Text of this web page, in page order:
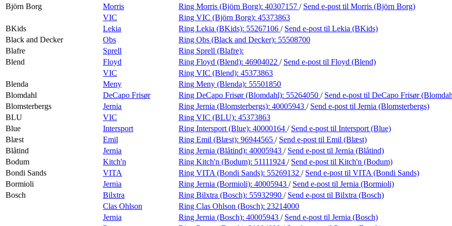
Björn Borg Morris Ring Morris (Björn Borg): 40307157 / Send e-post til Morris (Björn Borg)
VIC
Ring VIC (Björn Borg): 45373863
BKids
Lekia Ring Lekia (BKids): 55267106 / Send e-post til Lekia (BKids)
Black and Decker
Obs Ring Obs (Black and Decker): 55508700
Blafre
Sprell
Ring Sprell (Blafre):
Blend
Floyd Ring Floyd (Blend): 46904022 / Send e-post til Floyd (Blend)
VIC
Ring VIC (Blend): 45373863
Blenda
Meny Ring Meny (Blenda): 55501850
Blomdahl
DeCapo Frisør Ring DeCapo Frisør (Blomdahl): 55264050 / Send e-post til DeCapo Frisør
Blomsterbergs
Jernia Ring Jernia (Blomsterbergs): 40005943 / Send e-post til Jernia (Blomsterbergs)
BLU
VIC Ring VIC (BLU): 45373863
Blue
Intersport Ring Intersport (Blue): 40000164 / Send e-post til Intersport (Blue)
Blæst
Emil Ring Emil (Blæst): 96944565 / Send e-post til Emil (Blæst)
Blåtind
Jernia Ring Jernia (Blåtind): 40005943 / Send e-post til Jernia (Blåtind)
Bodum
Kitch'n Ring Kitch'n (Bodum): 51111924 / Send e-post til Kitch'n (Bodum)
Bondi Sands
VITA Ring VITA (Bondi Sands): 55269132 / Send e-post til VITA (Bondi Sands)
Bormioli
Jernia Ring Jernia (Bormioli): 40005943 / Send e-post til Jernia (Bormioli)
Bosch
Bilxtra Ring Bilxtra (Bosch): 55932990 / Send e-post til Bilxtra (Bosch)
Clas Ohlson
Ring Clas Ohlson (Bosch): 23214000
Jernia
Ring Jernia (Bosch): 40005943 / Send e-post til Jernia (Bosch)